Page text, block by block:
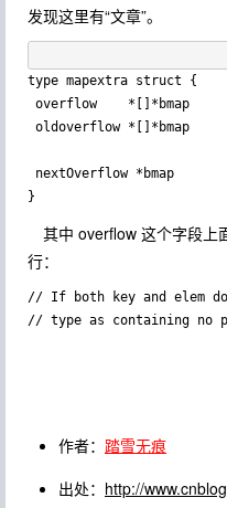
发现这里有“文章”。
type mapextra struct {
overflow    *[]*bmap
oldoverflow *[]*bmap
nextOverflow *bmap
其中 overflow 这个字段上
行：
// If both key and elem
作者： 踏雪无痕
出处： http://